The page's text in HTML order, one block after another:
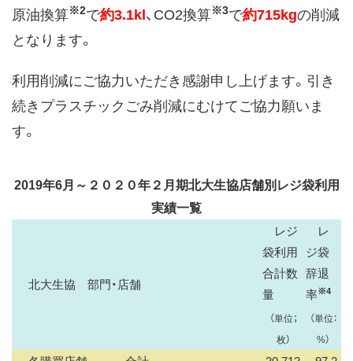
原油換算※2で約3.1kl、CO2換算※3で約715kgの削減
となります。
利用削減にご協力いただき感謝申し上げます。引き
続きプラスチックごみ削減にむけてご協力願いま
す。
2019年6月～２０２０年２月期北大生協店舗別レジ袋利用
実績一覧
北大生協 部門・店舗
レジ
袋利用
合計数
量
レ
ジ袋
辞退
率※4
（単位；
枚）
（単位：
%）